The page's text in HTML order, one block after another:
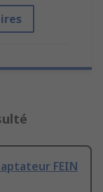
FEIN